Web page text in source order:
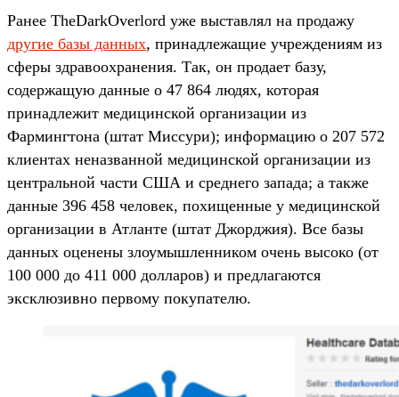
Ранее TheDarkOverlord уже выставлял на продажу
другие базы данных, принадлежащие учреждениям из
сферы здравоохранения. Так, он продает базу,
содержащую данные о 47 864 людях, которая
принадлежит медицинской организации из
Фармингтона (штат Миссури); информацию о 207 572
клиентах неназванной медицинской организации из
центральной части США и среднего запада; а также
данные 396 458 человек, похищенные у медицинской
организации в Атланте (штат Джорджия). Все базы
данных оценены злоумышленником очень высоко (от
100 000 до 411 000 долларов) и предлагаются
эксклюзивно первому покупателю.